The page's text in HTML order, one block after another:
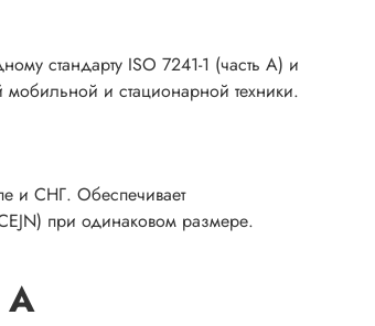
стандарту ISO 7241-1 (часть A) и
и стационарной техники.
и СНГ. Обеспечивает
при одинаковом размере.
A